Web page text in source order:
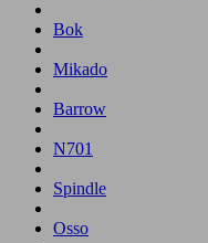
Bok
Mikado
Barrow
N701
Spindle
Osso